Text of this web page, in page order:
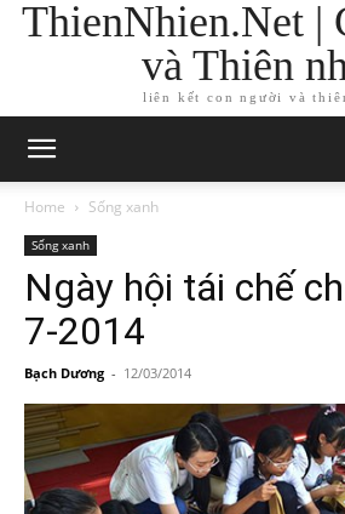
ThienNhien.Net |
và Thiên
liên kết con người và
Home Sống xanh
Sống xanh
Ngày hội tái chế
7-2014
Bạch Dương - 12/03/2014